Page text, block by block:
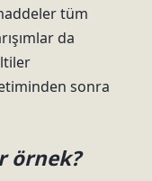
tüm
da
sonra
örnek?